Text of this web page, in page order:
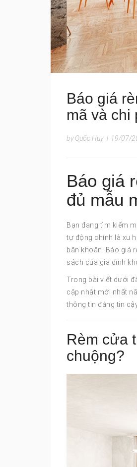
Báo giá
mã và chi
by Quốc Huy | 19/07/
Báo giá
đủ mẫu
Bạn đang tìm kiếm
tự động chính là xu
băn khoăn: Báo giá
sách của gia đình
Trong bài viết dưới
cập nhật mới nhất
thông tin đáng tin
Rèm cửa
chuộng?